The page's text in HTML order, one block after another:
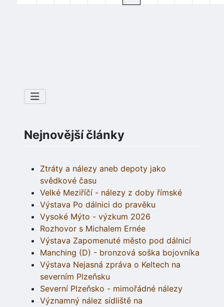
Nejnovější články
Ztráty a nálezy aneb depoty jako
svědkové času
Velké Meziříčí - nálezy z doby římské
Výstava Po dálnici do pravěku
Vysoké Mýto - výzkum 2026
Rozhovor s Michalem Ernée
Výstava Zapomenuté město pod dálnicí
Manching (D) - bronzová soška bojovníka
Výstava Nejasná zpráva o Keltech na
severním Plzeňsku
Severní Plzeňsko - mimořádné nálezy
Významný nález sídliště na